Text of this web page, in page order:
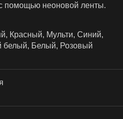
помощью неоновой ленты.
Красный, Мульти, Синий,
белый, Белый, Розовый